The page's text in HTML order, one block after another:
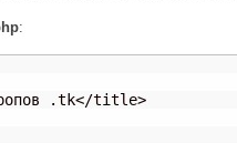
:
.tk</title>